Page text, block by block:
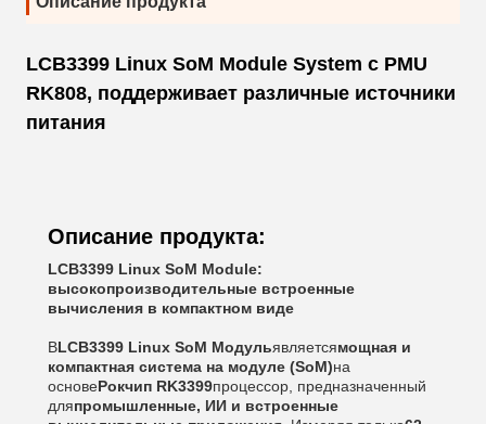
LCB3399 Linux SoM Module System с PMU
RK808, поддерживает различные источники
питания
Описание продукта:
LCB3399 Linux SoM Module:
высокопроизводительные встроенные
вычисления в компактном виде
ВLCB3399 Linux SoM Модульявляетсямощная и
компактная система на модуле (SoM)на
основеРокчип RK3399процессор, предназначенный
дляпромышленные, ИИ и встроенные